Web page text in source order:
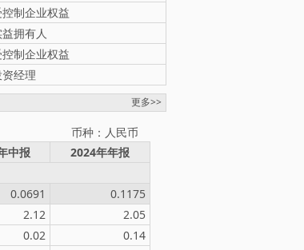
制企业权益
益拥有人
制企业权益
经理
更多>>
币种：人民币
中报
2024年年报
0.0691
0.1175
2.12
2.05
0.02
0.14